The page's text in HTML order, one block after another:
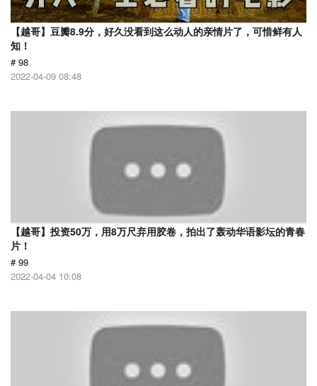
【越哥】豆瓣8.9分，好久没看到这么动人的亲情片了，可惜鲜有人
知！
# 98
2022-04-09 08:48
【越哥】投资50万，用8万尺弃用胶卷，拍出了轰动华语影坛的青春
片！
# 99
2022-04-04 10:08